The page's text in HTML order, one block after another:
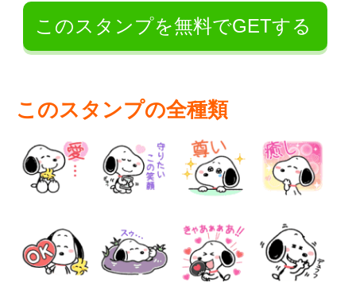
このスタンプを無料でGETする
このスタンプの全種類